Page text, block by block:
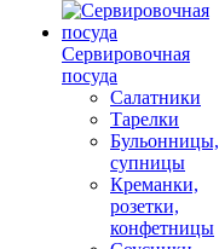
Сервировочная
посуда
Салатники
Тарелки
Бульонницы,
супницы
Креманки,
розетки,
конфетницы